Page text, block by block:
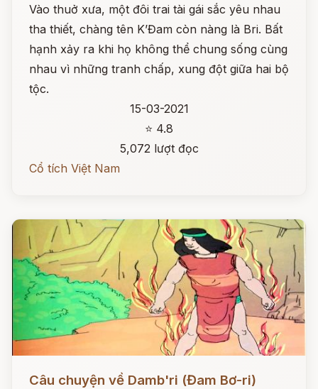
Vào thuở xưa, một đôi trai tài gái sắc yêu nhau
tha thiết, chàng tên K’Đam còn nàng là Bri. Bất
hạnh xảy ra khi họ không thể chung sống cùng
nhau vì những tranh chấp, xung đột giữa hai bộ
tộc.
15-03-2021
⭐ 4.8
5,072 lượt đọc
Cổ tích Việt Nam
Câu chuyện về Damb'ri (Đam Bơ-ri)